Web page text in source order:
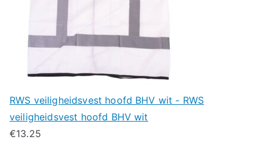
RWS veiligheidsvest hoofd BHV wit - RWS
veiligheidsvest hoofd BHV wit
€13.25